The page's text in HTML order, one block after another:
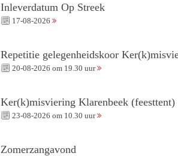
Inleverdatum Op Streek
17-08-2026
Repetitie gelegenheidskoor
20-08-2026 om 19.30 uur
Ker(k)misviering Klarenbeek (feesttent)
23-08-2026 om 10.30 uur
Zomerzangavond